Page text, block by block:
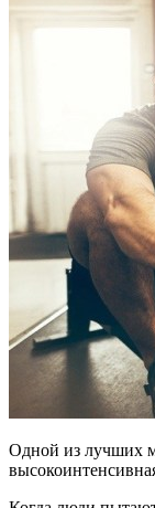
Одной из лучших